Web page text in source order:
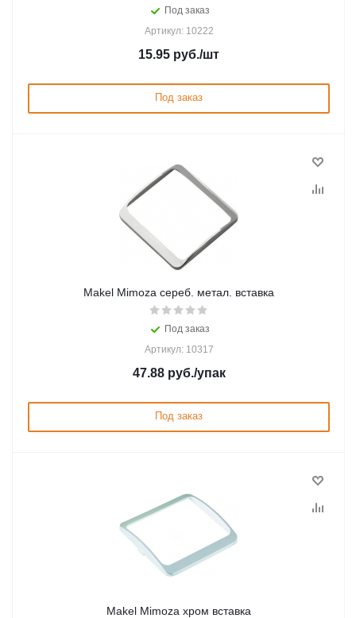
Под заказ
Артикул: 10222
15.95 руб./шт
Под заказ
Makel Mimoza сереб. метал. вставка
Под заказ
Артикул: 10317
47.88руб./упак
Под заказ
Makel Mimoza хром вставка